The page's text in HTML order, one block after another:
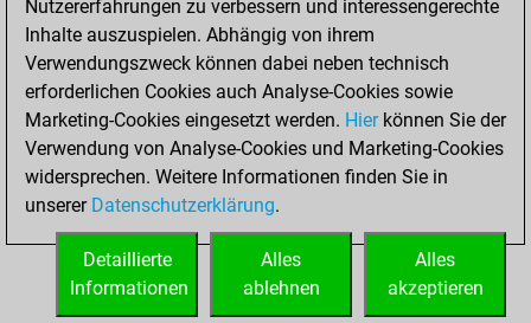
Bauer setzt Matt
0
Erstickte Matts
Unterverwandlungen
Türme auf der siebten
0
STARTSEITE
Nutzererfahrungen zu verbessern und interessengerechte
Inhalte auszuspielen. Abhängig von ihrem
Verwendungszweck können dabei neben technisch
erforderlichen Cookies auch Analyse-Cookies sowie
Marketing-Cookies eingesetzt werden. Hierkönnen Sie der
Verwendung von Analyse-Cookies und Marketing-Cookies
widersprechen. Weitere Informationen finden Sie in
unserer Datenschutzerklärung.
Alles
akzeptieren
Alles
ablehnen
Detaillierte
Informationen